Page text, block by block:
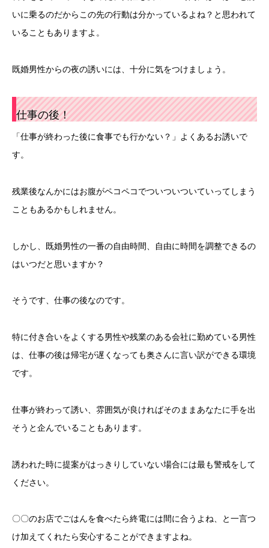
いに乗るのだからこの先の行動は分かっているよね？と思われて
いることもありますよ。
既婚男性からの夜の誘いには、十分に気をつけましょう。
仕事の後！
「仕事が終わった後に食事でも行かない？」よくあるお誘いで
す。
残業後なんかにはお腹がペコペコでついついついていってしまう
こともあるかもしれません。
しかし、既婚男性の一番の自由時間、自由に時間を調整できるの
はいつだと思いますか？
そうです、仕事の後なのです。
特に付き合いをよくする男性や残業のある会社に勤めている男性
は、仕事の後は帰宅が遅くなっても奥さんに言い訳ができる環境
です。
仕事が終わって誘い、雰囲気が良ければそのままあなたに手を出
そうと企んでいることもあります。
誘われた時に提案がはっきりしていない場合には最も警戒をして
ください。
〇〇のお店でごはんを食べたら終電には間に合うよね、と一言つ
け加えてくれたら安心することができますよね。